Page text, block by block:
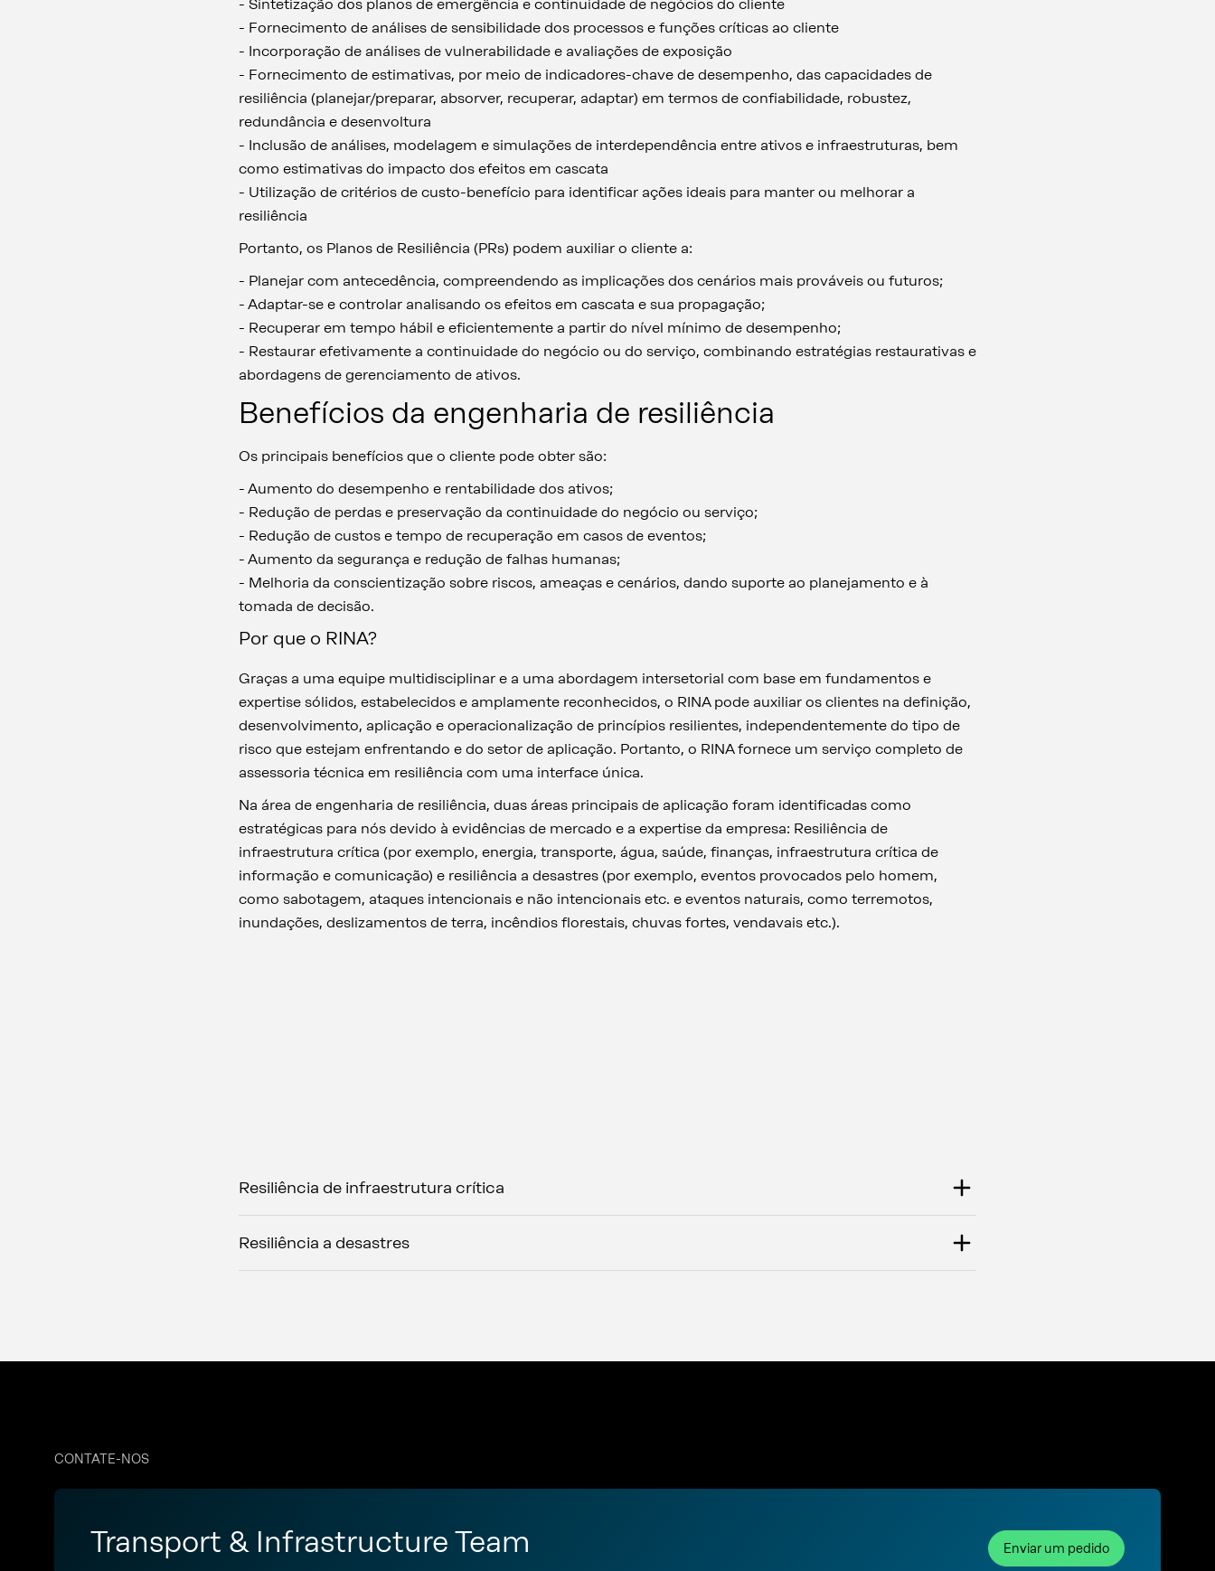
- Sintetização dos planos de emergência e continuidade de negócios do cliente
- Fornecimento de análises de sensibilidade dos processos e funções críticas ao cliente
- Incorporação de análises de vulnerabilidade e avaliações de exposição
- Fornecimento de estimativas, por meio de indicadores-chave de desempenho, das capacidades de
resiliência (planejar/preparar, absorver, recuperar, adaptar) em termos de confiabilidade, robustez,
redundância e desenvoltura
- Inclusão de análises, modelagem e simulações de interdependência entre ativos e infraestruturas, bem
como estimativas do impacto dos efeitos em cascata
- Utilização de critérios de custo-benefício para identificar ações ideais para manter ou melhorar a
resiliência
Portanto, os Planos de Resiliência (PRs) podem auxiliar o cliente a:
- Planejar com antecedência, compreendendo as implicações dos cenários mais prováveis ou futuros;
- Adaptar-se e controlar analisando os efeitos em cascata e sua propagação;
- Recuperar em tempo hábil e eficientemente a partir do nível mínimo de desempenho;
- Restaurar efetivamente a continuidade do negócio ou do serviço, combinando estratégias restaurativas e
abordagens de gerenciamento de ativos.
Benefícios da engenharia de resiliência
Os principais benefícios que o cliente pode obter são:
- Aumento do desempenho e rentabilidade dos ativos;
- Redução de perdas e preservação da continuidade do negócio ou serviço;
- Redução de custos e tempo de recuperação em casos de eventos;
- Aumento da segurança e redução de falhas humanas;
- Melhoria da conscientização sobre riscos, ameaças e cenários, dando suporte ao planejamento e à
tomada de decisão.
Por que o RINA?
Graças a uma equipe multidisciplinar e a uma abordagem intersetorial com base em fundamentos e
expertise sólidos, estabelecidos e amplamente reconhecidos, o RINA pode auxiliar os clientes na definição,
desenvolvimento, aplicação e operacionalização de princípios resilientes, independentemente do tipo de
risco que estejam enfrentando e do setor de aplicação. Portanto, o RINA fornece um serviço completo de
assessoria técnica em resiliência com uma interface única.
Na área de engenharia de resiliência, duas áreas principais de aplicação foram identificadas como
estratégicas para nós devido à evidências de mercado e a expertise da empresa: Resiliência de
infraestrutura crítica (por exemplo, energia, transporte, água, saúde, finanças, infraestrutura crítica de
informação e comunicação) e resiliência a desastres (por exemplo, eventos provocados pelo homem,
como sabotagem, ataques intencionais e não intencionais etc. e eventos naturais, como terremotos,
inundações, deslizamentos de terra, incêndios florestais, chuvas fortes, vendavais etc.).
Resiliência de infraestrutura crítica
Resiliência a desastres
CONTATE-NOS
Transport & Infrastructure Team Enviar um pedido